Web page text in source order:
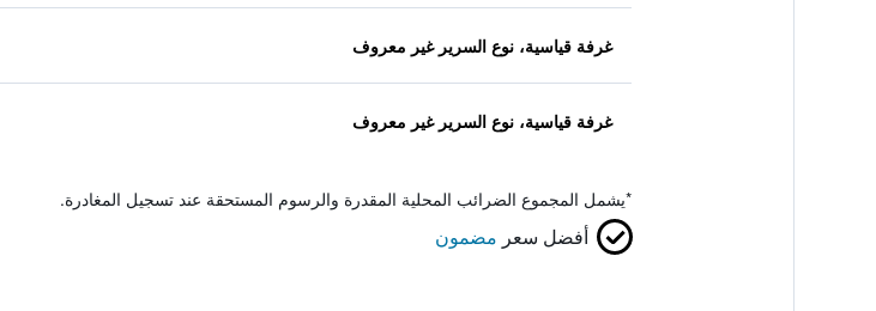
غرفة قياسية، نوع السرير غير معروف
غرفة قياسية، نوع السرير غير معروف
*يشمل المجموع الضرائب المحلية المقدرة والرسوم المستحقة عند تسجيل المغادرة.
أفضل سعر مضمون